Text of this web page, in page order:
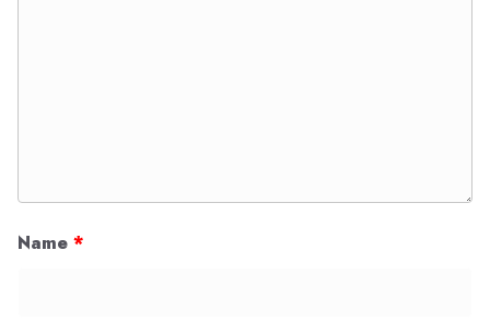
Name *